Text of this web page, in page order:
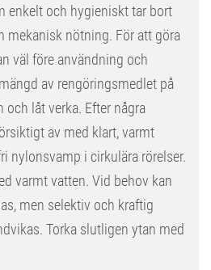
enkelt och hygieniskt tar bort
mekanisk nötning. För att göra
väl före användning och
av rengöringsmedlet på
och låt verka. Efter några
av med klart, varmt
nylonsvamp i cirkulära rörelser.
varmt vatten. Vid behov kan
men selektiv och kraftig
Torka slutligen ytan med